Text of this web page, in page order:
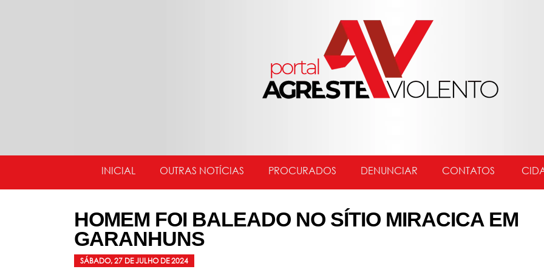
INICIAL OUTRAS NOTÍCIAS PROCURADOS DENUNCIAR CONTATOS
HOMEM FOI BALEADO NO SÍTIO MIRACICA EM
GARANHUNS
SÁBADO, 27 DE JULHO DE 2024